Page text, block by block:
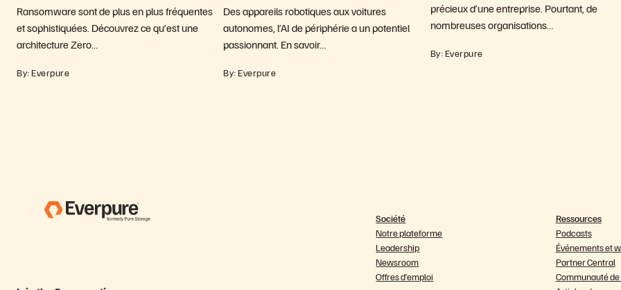
Ransomware sont de plus en plus fréquentes
et sophistiquées. Découvrez ce qu’est une
architecture Zero…
By: Everpure
Des appareils robotiques aux voitures
autonomes, l’AI de périphérie a un potentiel
passionnant. En savoir…
By: Everpure
précieux d’une entreprise. Pourtant, de
nombreuses organisations…
By: Everpure
Société
Notre plateforme
Leadership
Newsroom
Offres d’emploi
Ressources
Podcasts
Événements et
Partner Central
Communauté